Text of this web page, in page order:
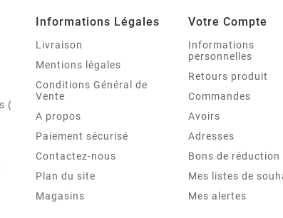
(
Informations Légales
Livraison
Mentions légales
Conditions Général de
Vente
A propos
Paiement sécurisé
Contactez-nous
Plan du site
Magasins
Votre Compte
Informations
personnelles
Retours produit
Commandes
Avoirs
Adresses
Bons de réduction
Mes listes de
Mes alertes